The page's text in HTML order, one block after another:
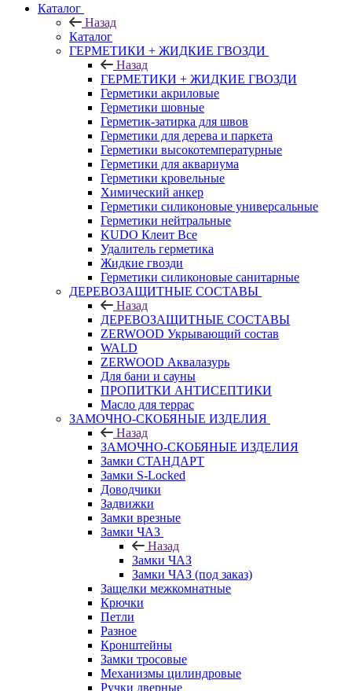
Каталог
Назад
Каталог
ГЕРМЕТИКИ + ЖИДКИЕ ГВОЗДИ
Назад
ГЕРМЕТИКИ + ЖИДКИЕ ГВОЗДИ
Герметики акриловые
Герметики шовные
Герметик-затирка для швов
Герметики для дерева и паркета
Герметики высокотемпературные
Герметики для аквариума
Герметики кровельные
Химический анкер
Герметики силиконовые универсальные
Герметики нейтральные
KUDO Клеит Все
Удалитель герметика
Жидкие гвозди
Герметики силиконовые санитарные
ДЕРЕВОЗАЩИТНЫЕ СОСТАВЫ
Назад
ДЕРЕВОЗАЩИТНЫЕ СОСТАВЫ
ZERWOOD Укрывающий состав
WALD
ZERWOOD Аквалазурь
Для бани и сауны
ПРОПИТКИ АНТИСЕПТИКИ
Масло для террас
ЗАМОЧНО-СКОБЯНЫЕ ИЗДЕЛИЯ
Назад
ЗАМОЧНО-СКОБЯНЫЕ ИЗДЕЛИЯ
Замки СТАНДАРТ
Замки S-Locked
Доводчики
Задвижки
Замки врезные
Замки ЧАЗ
Назад
Замки ЧАЗ
Замки ЧАЗ (под заказ)
Защелки межкомнатные
Крючки
Петли
Разное
Кронштейны
Замки тросовые
Механизмы цилиндровые
Ручки дверные